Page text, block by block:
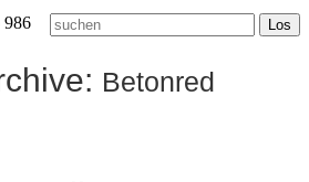
986
Betonred